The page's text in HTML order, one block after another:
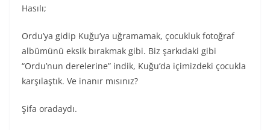
Hasılı;
Ordu’ya gidip Kuğu’ya uğramamak, çocukluk fotoğraf
albümünü eksik bırakmak gibi. Biz şarkıdaki gibi
“Ordu’nun derelerine” indik, Kuğu’da içimizdeki çocukla
karşılaştık. Ve inanır mısınız?
Şifa oradaydı.